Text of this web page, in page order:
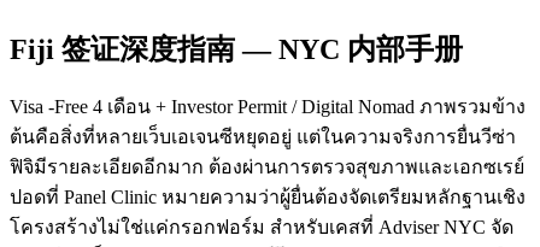
Fiji 签证深度指南 — NYC 内部手册
Visa -Free 4 เดือน + Investor Permit / Digital Nomad ภาพรวมข้าง
ต้นคือสิ่งที่หลายเว็บเอเจนซีหยุดอยู่ แต่ในความจริงการยื่นวีซ่า
ฟิจิมีรายละเอียดอีกมาก ต้องผ่านการตรวจสุขภาพและเอกซเรย์
ปอดที่ Panel Clinic หมายความว่าผู้ยื่นต้องจัดเตรียมหลักฐานเชิง
โครงสร้างไม่ใช่แค่กรอกฟอร์ม สำหรับเคสที่ Adviser NYC จัด